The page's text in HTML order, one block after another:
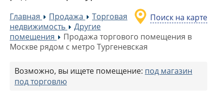
Поиск на карте
Главная »Продажа »
Торговая
недвижимость
»
Другие
помещения
»Продажа торгового помещения в
Москве рядом с метро Тургеневская
Возможно, вы ищете помещение: под магазин
под торговлю